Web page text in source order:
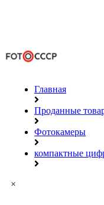
Главная
Проданные
Фотокамеры
компактные
×